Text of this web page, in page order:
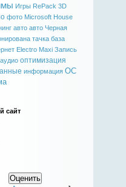
Игры RePack 3D
фото Microsoft House
авто авто Черная
тачка база
Electro Maxi Запись
аудио оптимизация
информация ОС
сайт